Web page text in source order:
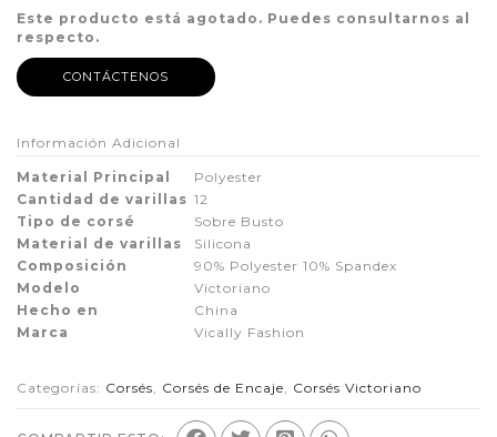
Este producto está agotado. Puedes consultarnos al
respecto.
CONTÁCTENOS
Información Adicional
Material Principal
Polyester
Cantidad de varillas 12
Tipo de corsé
Sobre Busto
Material de varillas
Silicona
Composición
90% Polyester 10% Spandex
Modelo
Victoriano
Hecho en
China
Marca
Vically Fashion
Categorías: Corsés, Corsés de Encaje, Corsés Victoriano